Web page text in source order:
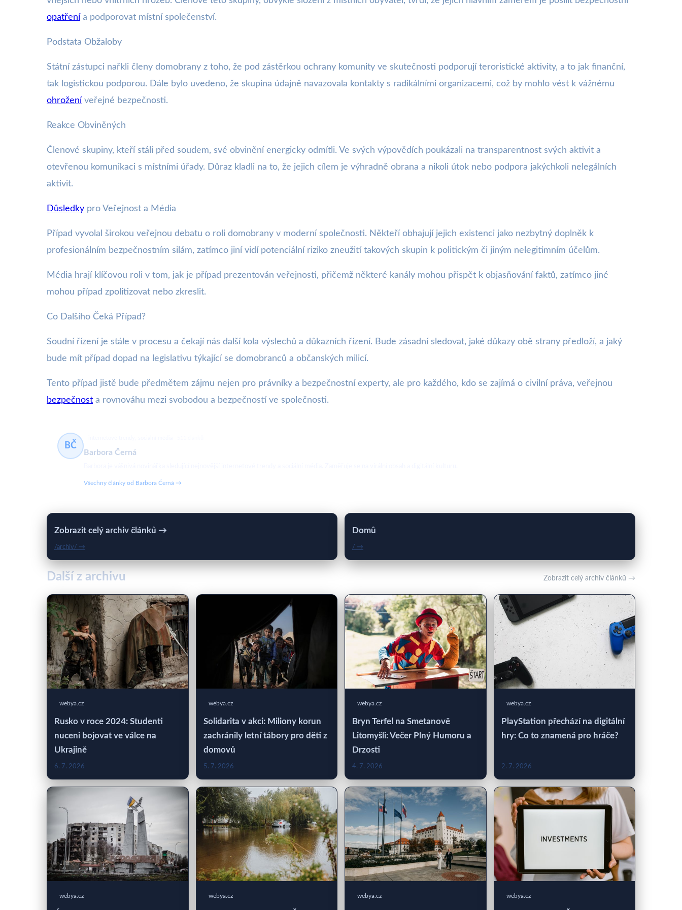
opatření a podporovat místní společenství.
Podstata Obžaloby
Státní zástupci nařkli členy domobrany z toho, že pod zástěrkou ochrany komunity ve skutečnosti podporují teroristické aktivity, a to jak finanční,
tak logistickou podporou. Dále bylo uvedeno, že skupina údajně navazovala kontakty s radikálními organizacemi, což by mohlo vést k vážnému
ohrožení veřejné bezpečnosti.
Reakce Obviněných
Členové skupiny, kteří stáli před soudem, své obvinění energicky odmítli. Ve svých výpovědích poukázali na transparentnost svých aktivit a
otevřenou komunikaci s místními úřady. Důraz kladli na to, že jejich cílem je výhradně obrana a nikoli útok nebo podpora jakýchkoli nelegálních
aktivit.
Důsledky pro Veřejnost a Média
Případ vyvolal širokou veřejnou debatu o roli domobrany v moderní společnosti. Někteří obhajují jejich existenci jako nezbytný doplněk k
profesionálním bezpečnostním silám, zatímco jiní vidí potenciální riziko zneužití takových skupin k politickým či jiným nelegitimním účelům.
Média hrají klíčovou roli v tom, jak je případ prezentován veřejnosti, přičemž některé kanály mohou přispět k objasňování faktů, zatímco jiné
mohou případ zpolitizovat nebo zkreslit.
Co Dalšího Čeká Případ?
Soudní řízení je stále v procesu a čekají nás další kola výslechů a důkazních řízení. Bude zásadní sledovat, jaké důkazy obě strany předloží, a jaký
bude mít případ dopad na legislativu týkající se domobranců a občanských milicí.
Tento případ jistě bude předmětem zájmu nejen pro právníky a bezpečnostní experty, ale pro každého, kdo se zajímá o civilní práva, veřejnou
bezpečnost a rovnováhu mezi svobodou a bezpečností ve společnosti.
BČ
Barbora Černá
Všechny články od Barbora Černá →
Zobrazit celý archiv článků →
/archiv/ →
Domů
/ →
Další z archivu Zobrazit celý archiv článků →
webya.cz
Rusko v roce 2024: Studenti
nuceni bojovat ve válce na
Ukrajině
6. 7. 2026
webya.cz
Solidarita v akci: Miliony korun
zachránily letní tábory pro děti z
domovů
5. 7. 2026
webya.cz
Bryn Terfel na Smetanově
Litomyšli: Večer Plný Humoru a
Drzosti
4. 7. 2026
webya.cz
PlayStation přechází na digitální
hry: Co to znamená pro hráče?
2. 7. 2026
webya.cz webya.cz webya.cz webya.cz